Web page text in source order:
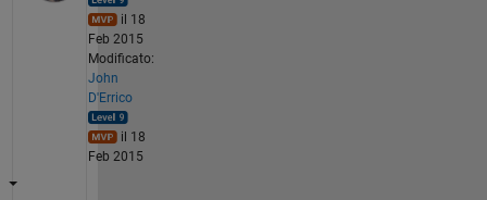
il 18
Feb 2015
Modificato:
John
D'Errico
il 18
Feb 2015